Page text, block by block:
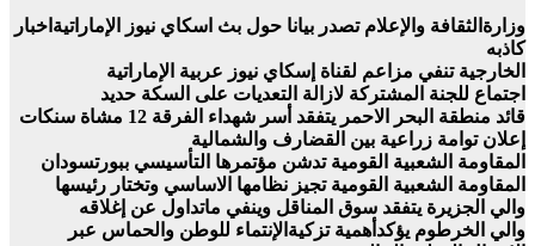
وزارةالثقافة والإعلام تصدر بيانا حول بث اسكاي نيوز الإماراتيةاخبار
كاذبه
الخارجية تنفي مزاعم لقناة إسكاي نيوز عربية الإماراتية
اجتماع للجنة المشتركة لازالة التعديات على السكة حديد
قائد منطقة البحر الاحمر يتفقد أسر شهداء الفرقة 12 مشاة سنكات
إعلان توامة زراعية بين القضارف والشمالية
المقاومة الشعبية القومية تدشن مؤتمرها التأسيسي ببورتسودان
المقاومة الشعبية القومية تجيز نظامها الاساسي وتختار رئيسها
والي الجزيرة يتفقد سوق المناقل وينفي ماتداول عن إغلاقه
والي الخرطوم يؤكدأهمية تزكيةالإنتماء للوطن والحماس عبر